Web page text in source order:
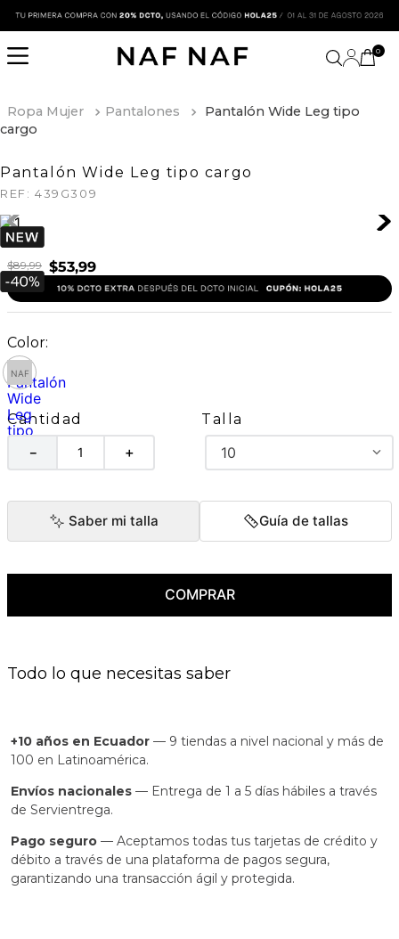
0
Ropa Mujer Pantalones
Pantalón Wide Leg tipo
cargo
Pantalón Wide Leg tipo cargo
REF: 439G309
$89,99 $53,99
Cantidad
＋
－
Talla
10
Saber mi talla Guía de tallas
COMPRAR
Todo lo que necesitas saber
+10 años en Ecuador — 9 tiendas a nivel nacional y más de
100 en Latinoamérica.
Envíos nacionales — Entrega de 1 a 5 días hábiles a través
de Servientrega.
Pago seguro — Aceptamos todas tus tarjetas de crédito y
débito a través de una plataforma de pagos segura,
garantizando una transacción ágil y protegida.